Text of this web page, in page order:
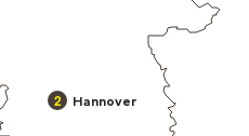
2 Hannover